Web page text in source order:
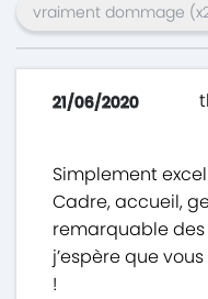
vraiment dommage (x
21/06/2020
Simplement
Cadre, accueil,
remarquable des
j’espère que
!